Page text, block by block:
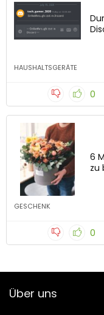
HAUSHALTSGERÄTE
0
6
zu
GESCHENK
0
Über uns